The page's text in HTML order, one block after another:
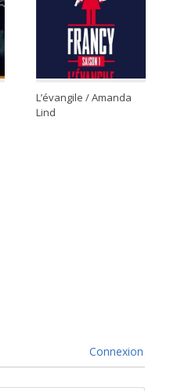
L’évangile / Amanda
Lind
Connexion